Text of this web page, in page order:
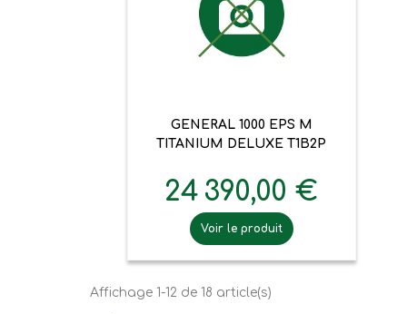
GENERAL 1000 EPS M
TITANIUM DELUXE T1B2P
24 390,00 €
Voir le produit
Affichage 1-12 de 18 article(s)